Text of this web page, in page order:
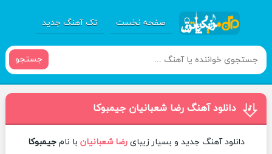
صفحه نخست تک آهنگ جدید
جستجو
دانلود آهنگ رضا شعبانیان جیمبوکا
دانلود آهنگ جدید و بسیار زیبایرضا شعبانیان با نامجیمبوکا